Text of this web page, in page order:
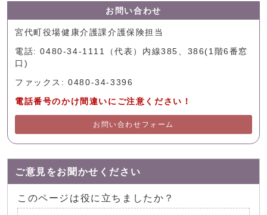
お問い合わせ
宮代町役場健康介護課介護保険担当
電話: 0480-34-1111（代表）内線385、386(1階6番窓
口)
ファックス: 0480-34-3396
電話番号のかけ間違いにご注意ください！
お問い合わせフォーム
ご意見をお聞かせください
このページは役に立ちましたか？